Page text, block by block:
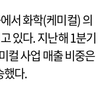
서 화학(케미컬) 의
있다. 지난해 1분기
컬 사업 매출 비중은
했다.